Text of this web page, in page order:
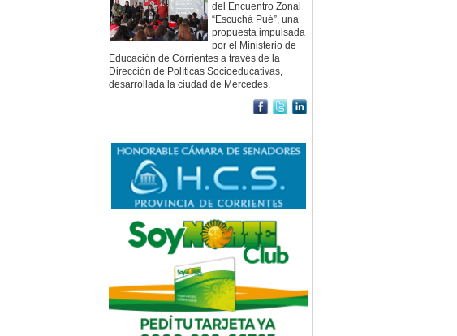
del Encuentro Zonal
“Escuchá Pué”, una
propuesta impulsada
por el Ministerio de
Educación de Corrientes a través de la
Dirección de Políticas Socioeducativas,
desarrollada la ciudad de Mercedes.